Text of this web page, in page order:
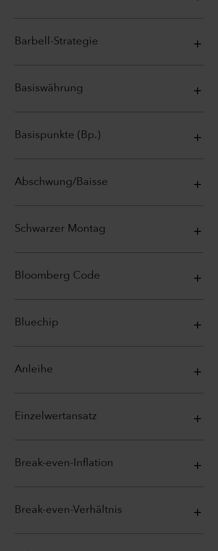
Barbell-Strategie
Basiswährung
Basispunkte (Bp.)
Abschwung/Baisse
Schwarzer Montag
Bloomberg Code
Bluechip
Anleihe
Einzelwertansatz
Break-even-Inflation
Break-even-Verhältnis